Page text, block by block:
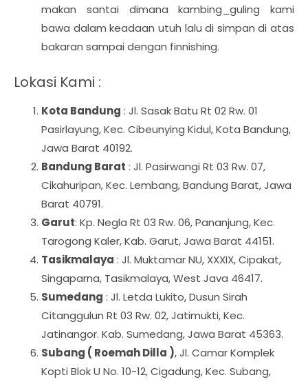
makan santai dimana kambing_guling kami
bawa dalam keadaan utuh lalu di simpan di atas
bakaran sampai dengan finnishing.
Lokasi Kami :
Kota Bandung : Jl. Sasak Batu Rt 02 Rw. 01
Pasirlayung, Kec. Cibeunying Kidul, Kota Bandung,
Jawa Barat 40192.
Bandung Barat : Jl. Pasirwangi Rt 03 Rw. 07,
Cikahuripan, Kec. Lembang, Bandung Barat, Jawa
Barat 40791.
Garut: Kp. Negla Rt 03 Rw. 06, Pananjung, Kec.
Tarogong Kaler, Kab. Garut, Jawa Barat 44151.
Tasikmalaya : Jl. Muktamar NU, XXXIX, Cipakat,
Singaparna, Tasikmalaya, West Java 46417.
Sumedang : Jl. Letda Lukito, Dusun Sirah
Citanggulun Rt 03 Rw. 02, Jatimukti, Kec.
Jatinangor. Kab. Sumedang, Jawa Barat 45363.
Subang ( Roemah Dilla ), Jl. Camar Komplek
Kopti Blok U No. 10-12, Cigadung, Kec. Subang,